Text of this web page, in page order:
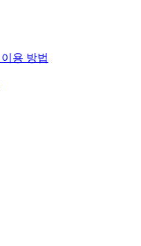
용 방법